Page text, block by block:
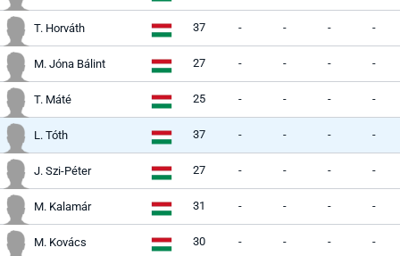
T. Horváth 37 - - - -
M. Jóna Bálint 27 - - - -
T. Máté 25 - - - -
L. Tóth 37 - - - -
J. Szi-Péter 27 - - - -
M. Kalamár 31 - - - -
M. Kovács 30 - - - -